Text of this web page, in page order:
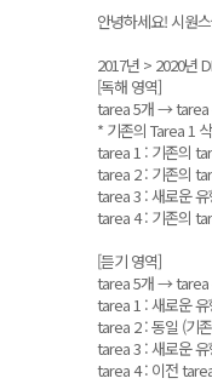
안녕하세요! 시원
2017년 > 2020년
[독해 영역]
tarea 5개 → tarea
* 기존의 Tarea 1
tarea 1 : 기존의
tarea 2 : 기존의
tarea 3 : 새로운
tarea 4 : 기존의
[듣기 영역]
tarea 5개 → tarea
tarea 1 : 새로운
tarea 2 : 동일 (기
tarea 3 : 새로운
tarea 4 : 이전